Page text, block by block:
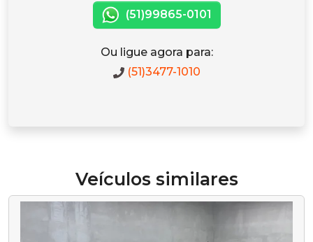
(51)99865-0101
Ou ligue agora para:
(51)3477-1010
Veículos similares